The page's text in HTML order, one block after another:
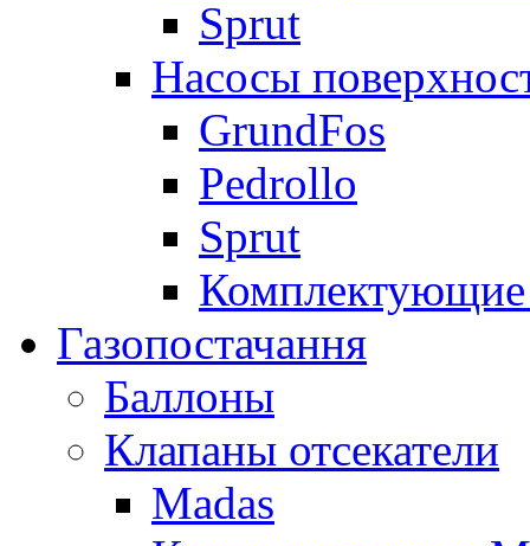
Sprut
Насосы
GrundFos
Pedrollo
Sprut
Комплектующие
Газопостачання
Баллоны
Клапаны отсекатели
Madas